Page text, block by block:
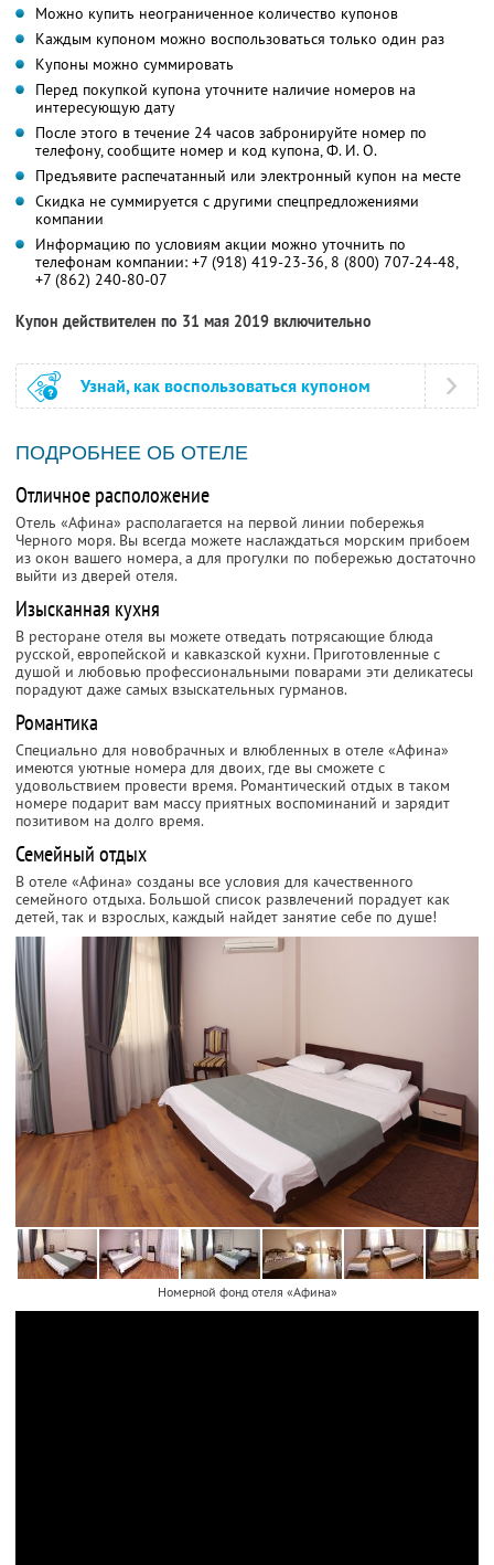
Можно купить неограниченное количество купонов
Каждым купоном можно воспользоваться только один раз
Купоны можно суммировать
Перед покупкой купона уточните наличие номеров на
интересующую дату
После этого в течение 24 часов забронируйте номер по
телефону, сообщите номер и код купона,Ф. И. О.
Предъявите распечатанный или электронный купон на месте
Скидка не суммируется с другими спецпредложениями
компании
Информацию по условиям акции можно уточнить по
телефонам компании: +7 (918) 419-23-36, 8 (800) 707-24-48,
+7 (862) 240-80-07
Купон действителен по 31 мая 2019 включительно
Узнай, как воспользоваться купоном
ПОДРОБНЕЕ ОБ ОТЕЛЕ
Отличное расположение
Отель «Афина» располагается на первой линии побережья
Черного моря. Вы всегда можете наслаждаться морским прибоем
из окон вашего номера, а для прогулки по побережью достаточно
выйти из дверей отеля.
Изысканная кухня
В ресторане отеля вы можете отведать потрясающие блюда
русской, европейской и кавказской кухни. Приготовленные с
душой и любовью профессиональными поварами эти деликатесы
порадуют даже самых взыскательных гурманов.
Романтика
Специально для новобрачных и влюбленных в отеле «Афина»
имеются уютные номера для двоих, где вы сможете с
удовольствием провести время. Романтический отдых в таком
номере подарит вам массу приятных воспоминаний и зарядит
позитивом на долго время.
Семейный отдых
В отеле «Афина» созданы все условия для качественного
семейного отдыха. Большой список развлечений порадует как
детей, так и взрослых, каждый найдет занятие себе по душе!
Номерной фонд отеля «Афина»